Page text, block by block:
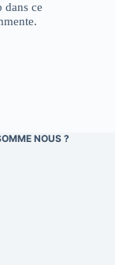
dans ce
NOUS ?